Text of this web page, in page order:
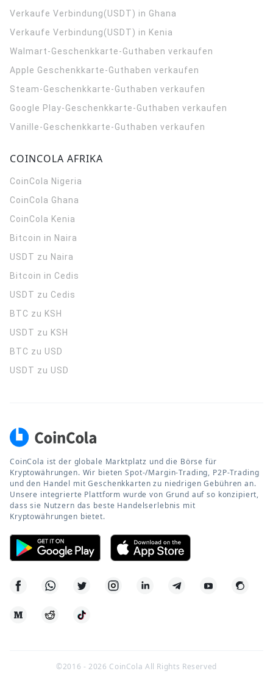
Verkaufe Verbindung(USDT) in Ghana
Verkaufe Verbindung(USDT) in Kenia
Walmart-Geschenkkarte-Guthaben verkaufen
Apple Geschenkkarte-Guthaben verkaufen
Steam-Geschenkkarte-Guthaben verkaufen
Google Play-Geschenkkarte-Guthaben verkaufen
Vanille-Geschenkkarte-Guthaben verkaufen
COINCOLA AFRIKA
CoinCola Nigeria
CoinCola Ghana
CoinCola Kenia
Bitcoin in Naira
USDT zu Naira
Bitcoin in Cedis
USDT zu Cedis
BTC zu KSH
USDT zu KSH
BTC zu USD
USDT zu USD
CoinCola ist der globale Marktplatz und die Börse für
Kryptowährungen. Wir bieten Spot-/Margin-Trading, P2P-Trading
und den Handel mit Geschenkkarten zu niedrigen Gebühren an.
Unsere integrierte Plattform wurde von Grund auf so konzipiert,
dass sie Nutzern das beste Handelserlebnis mit
Kryptowährungen bietet.
©2016 -2026 CoinCola All Rights Reserved